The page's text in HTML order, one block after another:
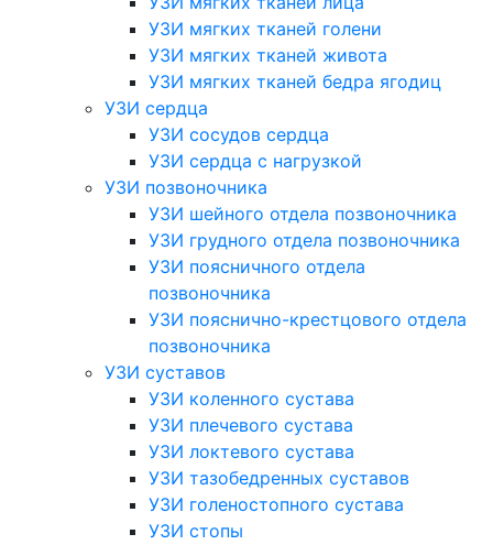
УЗИ мягких тканей голени
УЗИ мягких тканей живота
УЗИ мягких тканей бедра ягодиц
УЗИ сердца
УЗИ сосудов сердца
УЗИ сердца с нагрузкой
УЗИ позвоночника
УЗИ шейного отдела позвоночника
УЗИ грудного отдела позвоночника
УЗИ поясничного отдела
позвоночника
УЗИ пояснично-крестцового отдела
позвоночника
УЗИ суставов
УЗИ коленного сустава
УЗИ плечевого сустава
УЗИ локтевого сустава
УЗИ тазобедренных суставов
УЗИ голеностопного сустава
УЗИ стопы